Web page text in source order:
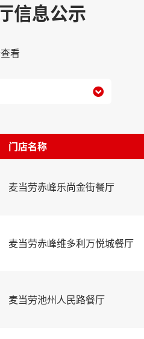
信息公示
看

门店名称
麦当劳赤峰乐尚金街餐厅
麦当劳赤峰维多利万悦城餐厅
麦当劳池州人民路餐厅